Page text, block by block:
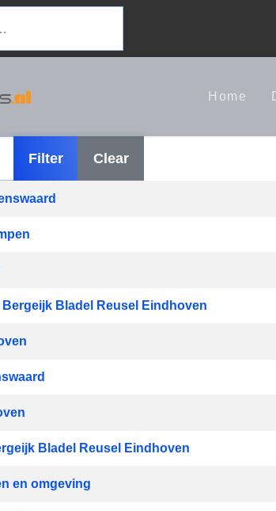
Home
Filter Clear
Bladel Reusel Eindhoven
Bladel Reusel Eindhoven
en omgeving